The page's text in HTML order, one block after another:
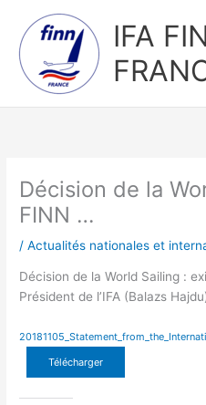
contenu
IFA
Décision de la
FINN …
/Actualités nationales et
Décision de la World Sailing :
Président de l’IFA (Balazs
Télécharger